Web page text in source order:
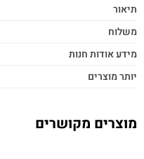
תיאור
משלוח
מידע אודות חנות
יותר מוצרים
מוצרים מקושרים